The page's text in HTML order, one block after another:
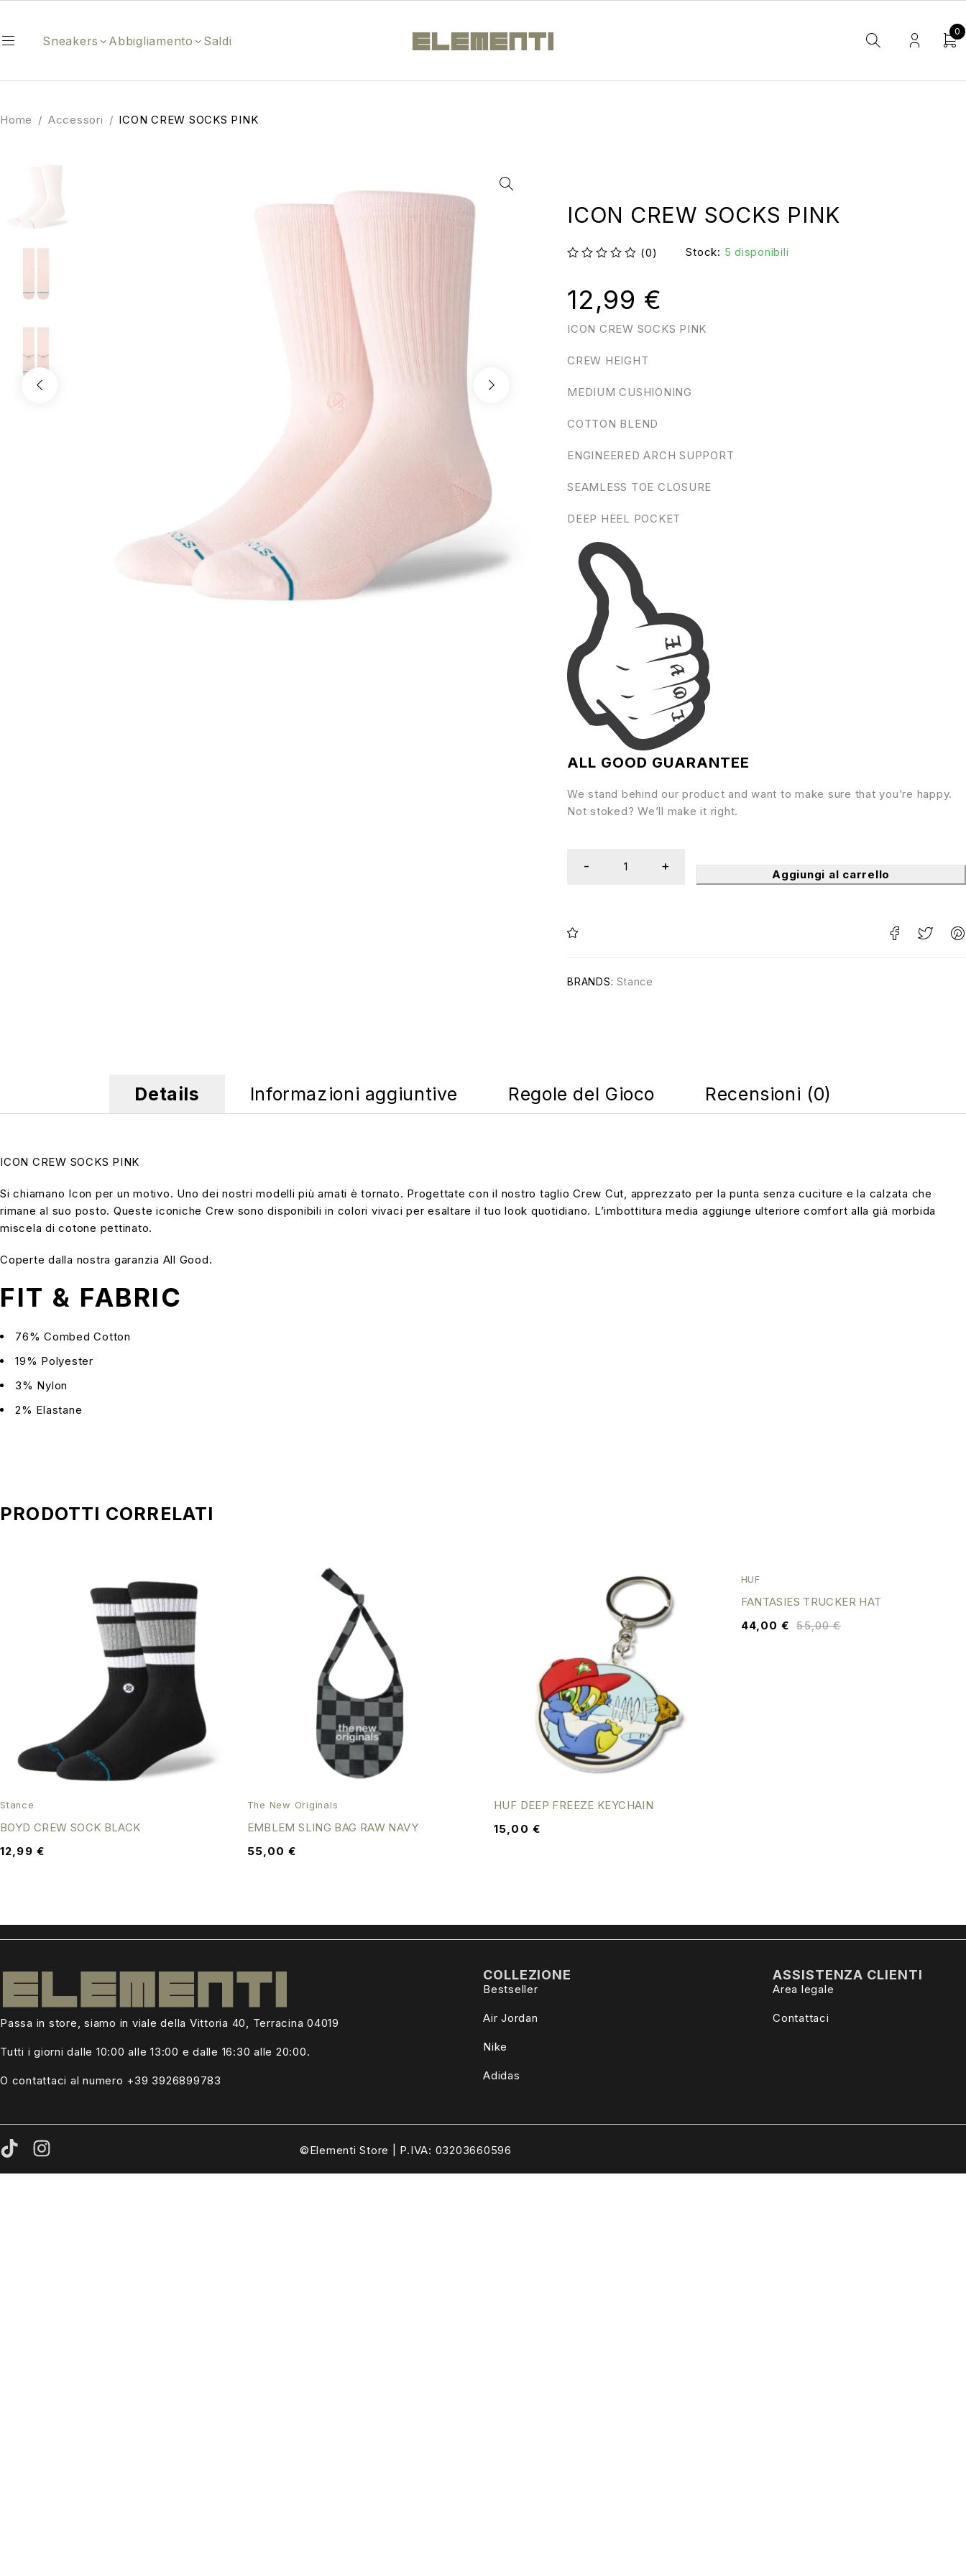
Sneakers Abbigliamento Saldi
0
Home / Accessori / ICON CREW SOCKS PINK
ICON CREW SOCKS PINK
(0) Stock: 5 disponibili
ICON CREW SOCKS PINK
CREW HEIGHT
MEDIUM CUSHIONING
COTTON BLEND
ENGINEERED ARCH SUPPORT
SEAMLESS TOE CLOSURE
DEEP HEEL POCKET
ALL GOOD GUARANTEE
We stand behind our product and want to make sure that you’re happy.
Not stoked? We’ll make it right.
12,99 €
Aggiungi al carrello
BRANDS: Stance
Details Informazioni aggiuntive Regole del Gioco Recensioni (0)
ICON CREW SOCKS PINK
Si chiamano Icon per un motivo. Uno dei nostri modelli più amati è tornato. Progettate con il nostro taglio Crew Cut, apprezzato per la punta senza cuciture e la calzata che
rimane al suo posto. Queste iconiche Crew sono disponibili in colori vivaci per esaltare il tuo look quotidiano. L’imbottitura media aggiunge ulteriore comfort alla già morbida
miscela di cotone pettinato.
Coperte dalla nostra garanzia All Good.
FIT & FABRIC
76% Combed Cotton
19% Polyester
3% Nylon
2% Elastane
PRODOTTI CORRELATI
Stance
BOYD CREW SOCK BLACK
12,99 €
The New Originals
EMBLEM SLING BAG RAW NAVY
55,00€
HUF DEEP FREEZE KEYCHAIN
15,00 €
SALE
HUF
FANTASIES TRUCKER HAT
55,00€
44,00€
Passa in store, siamo in viale della Vittoria 40, Terracina 04019
Tutti i giorni dalle 10:00 alle 13:00 e dalle 16:30 alle 20:00.
O contattaci al numero +39 3926899783
COLLEZIONE
Bestseller
Air Jordan
Nike
Adidas
ASSISTENZA CLIENTI
Area legale
Contattaci
©Elementi Store | P.IVA: 03203660596